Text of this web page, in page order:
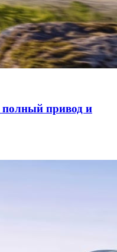
полный привод и